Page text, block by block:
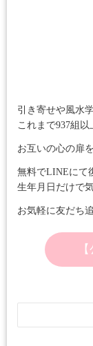
引き寄せや風水
これまで937組以
お互いの心の扉
無料でLINEにて
生年月日だけで
お気軽に友だち